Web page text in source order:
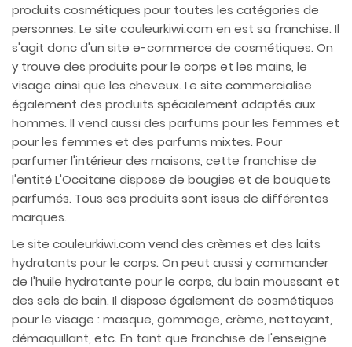
produits cosmétiques pour toutes les catégories de
personnes. Le site couleurkiwi.com en est sa franchise. Il
s'agit donc d'un site e-commerce de cosmétiques. On
y trouve des produits pour le corps et les mains, le
visage ainsi que les cheveux. Le site commercialise
également des produits spécialement adaptés aux
hommes. Il vend aussi des parfums pour les femmes et
pour les femmes et des parfums mixtes. Pour
parfumer l'intérieur des maisons, cette franchise de
l'entité L'Occitane dispose de bougies et de bouquets
parfumés. Tous ses produits sont issus de différentes
marques.
Le site couleurkiwi.com vend des crèmes et des laits
hydratants pour le corps. On peut aussi y commander
de l'huile hydratante pour le corps, du bain moussant et
des sels de bain. Il dispose également de cosmétiques
pour le visage : masque, gommage, crème, nettoyant,
démaquillant, etc. En tant que franchise de l'enseigne